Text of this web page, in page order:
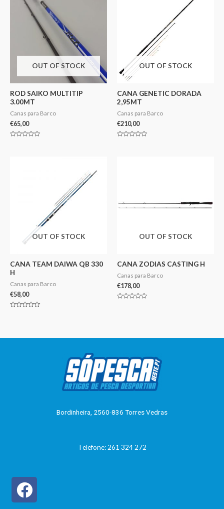
OUT OF STOCK
ROD SAIKO MULTITIP
3.00MT
Canas para Barco
€65,00
OUT OF STOCK
CANA GENETIC DORADA
2,95MT
Canas para Barco
€210,00
OUT OF STOCK
CANA TEAM DAIWA QB 330
H
Canas para Barco
€58,00
OUT OF STOCK
CANA ZODIAS CASTING H
Canas para Barco
€178,00
Bordinheira, 2560-836 Torres Vedras
Telefone: 261 324 272